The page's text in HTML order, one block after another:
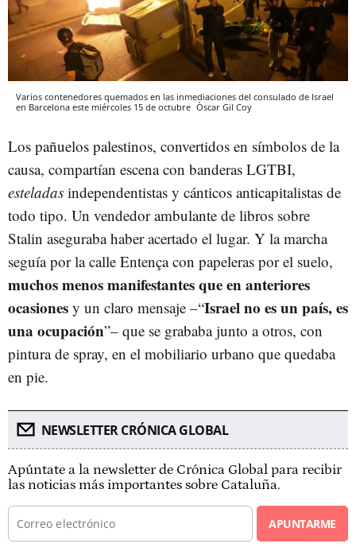
Varios contenedores quemados en las inmediaciones del consulado de Israel
en Barcelona este miércoles 15 de octubre Òscar Gil Coy
Los pañuelos palestinos, convertidos en símbolos de la
causa, compartían escena con banderas LGTBI,
esteladas independentistas y cánticos anticapitalistas de
todo tipo. Un vendedor ambulante de libros sobre
Stalin aseguraba haber acertado el lugar. Y la marcha
seguía por la calle Entença con papeleras por el suelo,
muchos menos manifestantes que en anteriores
ocasiones y un claro mensaje –“Israel no es un país, es
una ocupación”– que se grababa junto a otros, con
pintura de spray, en el mobiliario urbano que quedaba
en pie.
NEWSLETTER CRÓNICA GLOBAL
Apúntate a la newsletter de Crónica Global para recibir
las noticias más importantes sobre Cataluña.
APUNTARME